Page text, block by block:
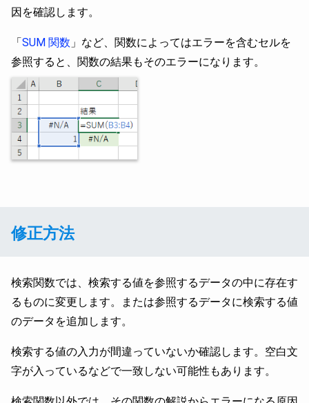
因を確認します。
「 SUM 関数 」など、関数によってはエラーを含むセルを
参照すると、関数の結果もそのエラーになります。
修正方法
検索関数では、検索する値を参照するデータの中に存在す
るものに変更します。または参照するデータに検索する値
のデータを追加します。
検索する値の入力が間違っていないか確認します。空白文
字が入っているなどで一致しない可能性もあります。